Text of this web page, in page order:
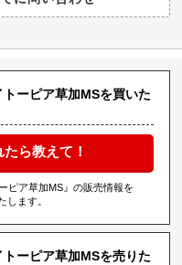
ーピア草加MSを買いた
ら教えて！
ピア草加MS』の販売情報を
します。
ーピア草加MSを売りた